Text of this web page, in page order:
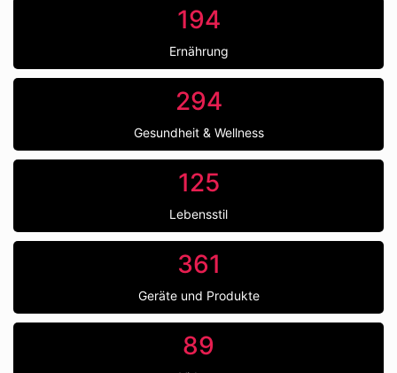
194
Ernährung
294
Gesundheit & Wellness
125
Lebensstil
361
Geräte und Produkte
89